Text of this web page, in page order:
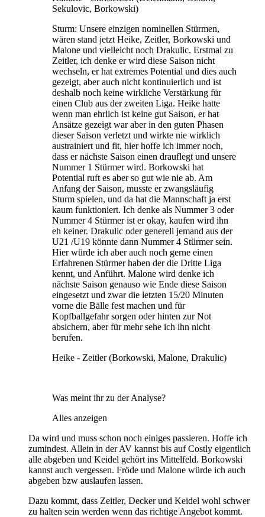
Sekulovic, Borkowski)
Sturm: Unsere einzigen nominellen Stürmen,
wären stand jetzt Heike, Zeitler, Borkowski und
Malone und vielleicht noch Drakulic. Erstmal zu
Zeitler, ich denke er wird diese Saison nicht
wechseln, er hat extremes Potential und dies auch
gezeigt, aber auch nicht kontinuierlich und ist
deshalb noch keine wirkliche Verstärkung für
einen Club aus der zweiten Liga. Heike hatte
wenn man ehrlich ist keine gut Saison, er hat
Ansätze gezeigt war aber in den guten Phasen
dieser Saison verletzt und wirkte nie wirklich
austrainiert und fit, hier hoffe ich immer noch,
dass er nächste Saison einen drauflegt und unsere
Nummer 1 Stürmer wird. Borkowski hat
Potential ruft es aber so gut wie nie ab. Am
Anfang der Saison, musste er zwangsläufig
Sturm spielen, und da hat die Mannschaft ja erst
kaum funktioniert. Ich denke als Nummer 3 oder
Nummer 4 Stürmer ist er okay, kaufen wird ihn
eh keiner. Drakulic oder generell jemand aus der
U21 /U19 könnte dann Nummer 4 Stürmer sein.
Hier würde ich aber auch noch gerne einen
Erfahrenen Stürmer haben der die Dritte Liga
kennt, und Anführt. Malone wird denke ich
nächste Saison genauso wie Ende diese Saison
eingesetzt und zwar die letzten 15/20 Minuten
vorne die Bälle fest machen und für
Kopfballgefahr sorgen oder hinten zur Not
absichern, aber für mehr sehe ich ihn nicht
berufen.
Heike - Zeitler (Borkowski, Malone, Drakulic)
Was meint ihr zu der Analyse?
Alles anzeigen
Da wird und muss schon noch einiges passieren. Hoffe ich
zumindest. Allein in der AV kannst bis auf Costly eigentlich
alle abgeben und Keidel gehört ins Mittelfeld. Borkowski
kannst auch vergessen. Fröde und Malone würde ich auch
abgeben bzw auslaufen lassen.
Dazu kommt, dass Zeitler, Decker und Keidel wohl schwer
zu halten sein werden wenn das richtige Angebot kommt.